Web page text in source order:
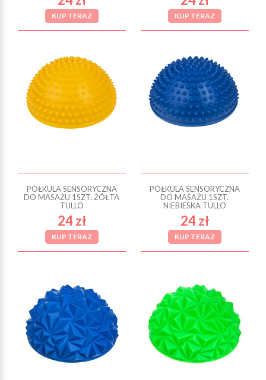
KUP TERAZ KUP TERAZ
PÓŁKULA SENSORYCZNA
DO MASAŻU 1SZT. ŻÓŁTA
TULLO
24 zł
KUP TERAZ
PÓŁKULA SENSORYCZNA
DO MASAŻU 1SZT.
NIEBIESKA TULLO
24 zł
KUP TERAZ